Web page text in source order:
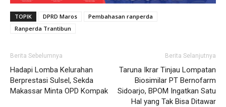
TOPIK DPRD Maros
Pembahasan ranperda
Ranperda Trantibun
Berita Sebelumnya
Hadapi Lomba Kelurahan
Berprestasi Sulsel, Sekda
Makassar Minta OPD Kompak
Berita Selanjutnya
Taruna Ikrar Tinjau Lompatan
Biosimilar PT Bernofarm
Sidoarjo, BPOM Ingatkan Satu
Hal yang Tak Bisa Ditawar